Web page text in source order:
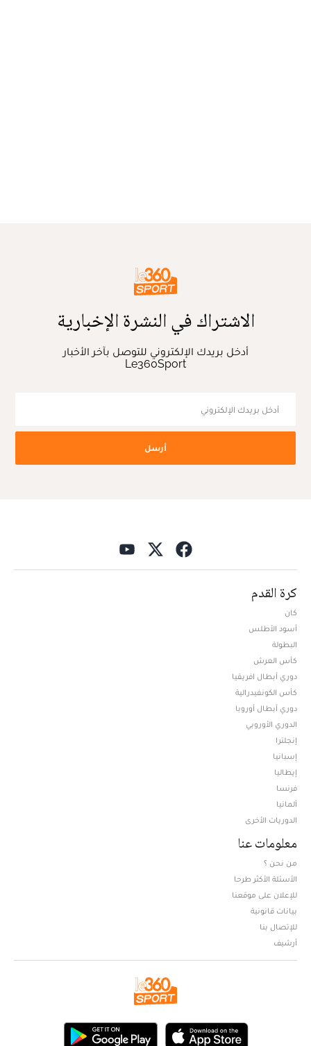
الاشتراك في النشرة الإخبارية
أدخل بريدك الإلكتروني للتوصل بآخر الأخبار
Le360Sport
أرسل
كرة القدم
كان
أسود الأطلس
البطولة
كأس العرش
دوري أبطال افريقيا
كأس الكونفيدرالية
دوري أبطال أوروبا
الدوري الأوروبي
إنجلترا
إسبانيا
إيطاليا
فرنسا
ألمانيا
الدوريات الأخرى
معلومات عنا
من نحن ؟
الأسئلة الأكثر طرحا
للإعلان على موقعنا
بيانات قانونية
للإتصال بنا
أرشيف